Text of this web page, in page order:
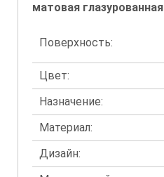
матовая глазурованная
Поверхность:
Цвет:
Назначение:
Материал:
Дизайн: